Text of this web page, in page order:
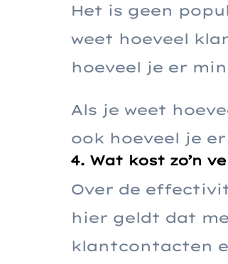
Het is geen
weet hoeveel
hoeveel je er
Als je weet
ook hoeveel je
4. Wat kost zo’n
Over de
hier geldt dat
klantcontacten